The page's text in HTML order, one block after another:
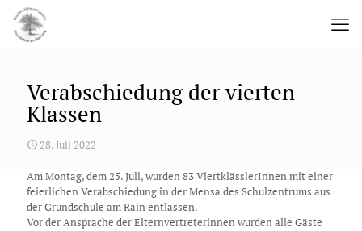
Verabschiedung der vierten
Klassen
28. Juli 2022
Am Montag, dem 25. Juli, wurden 83 ViertklässlerInnen mit einer
feierlichen Verabschiedung in der Mensa des Schulzentrums aus
der Grundschule am Rain entlassen.
Vor der Ansprache der Elternvertreterinnen wurden alle Gäste